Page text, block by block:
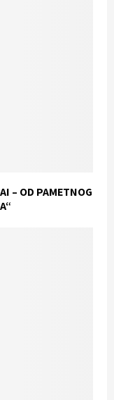
– OD PAMETNOG